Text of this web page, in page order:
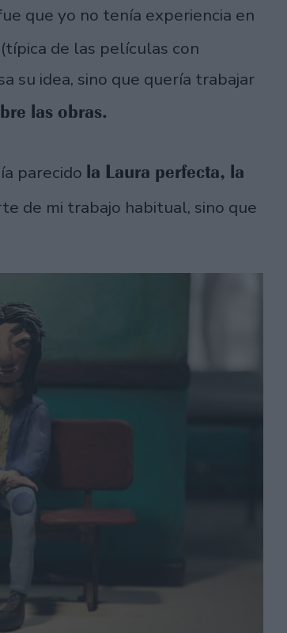
que yo no tenía experiencia en
(típica de las películas con
su idea, sino que quería trabajar
las obras.
parecido la Laura perfecta, la
de mi trabajo habitual, sino que